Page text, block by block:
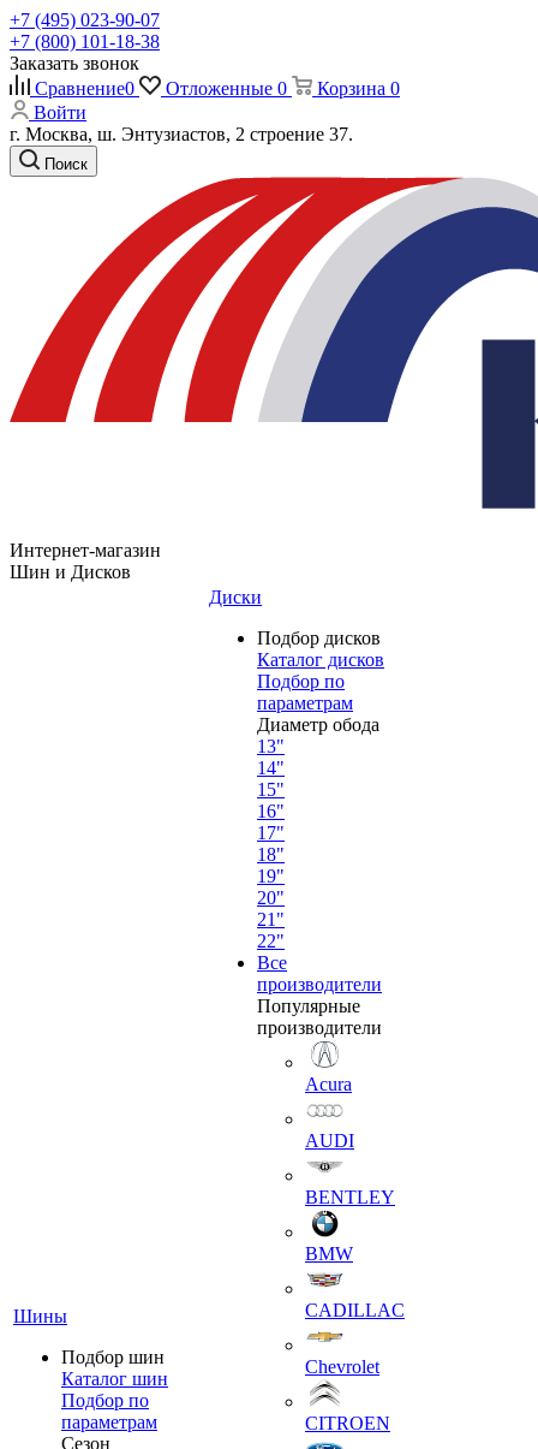
+7 (495) 023-90-07
+7 (800) 101-18-38
Заказать звонок
Сравнение0 Отложенные 0 Корзина 0
Войти
г. Москва, ш. Энтузиастов, 2 строение 37.
Поиск
Интернет-магазин
Шин и Дисков
Шины
Подбор шин
Каталог шин
Подбор по
параметрам
Сезон
Диски
Подбор дисков
Каталог дисков
Подбор по
параметрам
Диаметр обода
13"
14"
15"
16"
17"
18"
19"
20"
21"
22"
Все
производители
Популярные
производители
Acura
AUDI
BENTLEY
BMW
CADILLAC
Chevrolet
CITROEN